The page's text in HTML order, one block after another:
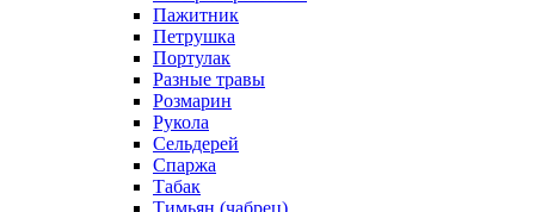
Пажитник
Петрушка
Портулак
Разные травы
Розмарин
Рукола
Сельдерей
Спаржа
Табак
Тимьян (чабрец)